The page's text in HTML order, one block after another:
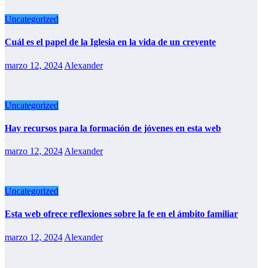
Uncategorized
Cuál es el papel de la Iglesia en la vida de un creyente
marzo 12, 2024 Alexander
Uncategorized
Hay recursos para la formación de jóvenes en esta web
marzo 12, 2024 Alexander
Uncategorized
Esta web ofrece reflexiones sobre la fe en el ámbito familiar
marzo 12, 2024 Alexander